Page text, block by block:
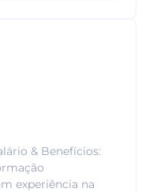
& Benefícios:
experiência na